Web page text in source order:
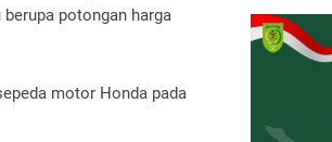
potongan harga
motor Honda pada